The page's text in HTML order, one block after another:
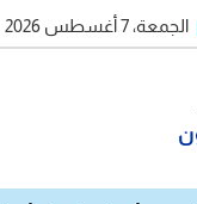
الجمعة، 7 أغسطس 2026